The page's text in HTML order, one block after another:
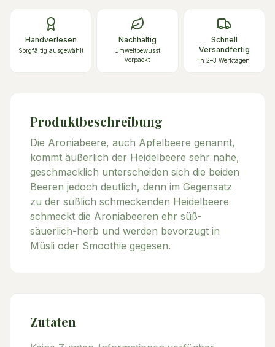
Handverlesen
Sorgfältig ausgewählt
Nachhaltig
Umweltbewusst
verpackt
Schnell
Versandfertig
In 2–3 Werktagen
Produktbeschreibung
Die Aroniabeere, auch Apfelbeere genannt,
kommt äußerlich der Heidelbeere sehr nahe,
geschmacklich unterscheiden sich die beiden
Beeren jedoch deutlich, denn im Gegensatz
zu der süßlich schmeckenden Heidelbeere
schmeckt die Aroniabeeren ehr süß-
säuerlich-herb und werden bevorzugt in
Müsli oder Smoothie gegesen.
Zutaten